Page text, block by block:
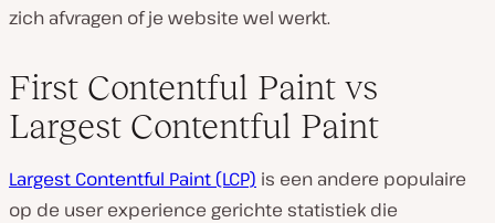
zich afvragen of je website wel werkt.
First Contentful Paint vs
Largest Contentful Paint
Largest Contentful Paint (LCP) is een andere populaire
op de user experience gerichte statistiek die